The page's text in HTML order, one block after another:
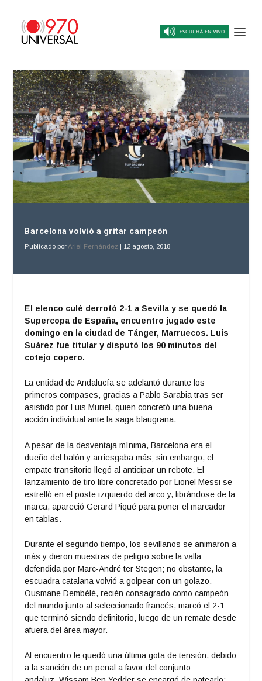
Barcelona volvió a gritar campeón
Publicado porAriel Fernández | 12 agosto, 2018
El elenco culé derrotó 2-1 a Sevilla y se quedó la
Supercopa de España, encuentro jugado este
domingo en la ciudad de Tánger, Marruecos. Luis
Suárez fue titular y disputó los 90 minutos del
cotejo copero.
La entidad de Andalucía se adelantó durante los
primeros compases, gracias a Pablo Sarabia tras ser
asistido por Luis Muriel, quien concretó una buena
acción individual ante la saga blaugrana.
A pesar de la desventaja mínima, Barcelona era el
dueño del balón y arriesgaba más; sin embargo, el
empate transitorio llegó al anticipar un rebote. El
lanzamiento de tiro libre concretado por Lionel Messi se
estrelló en el poste izquierdo del arco y, librándose de la
marca, apareció Gerard Piqué para poner el marcador
en tablas.
Durante el segundo tiempo, los sevillanos se animaron a
más y dieron muestras de peligro sobre la valla
defendida por Marc-André ter Stegen; no obstante, la
escuadra catalana volvió a golpear con un golazo.
Ousmane Dembélé, recién consagrado como campeón
del mundo junto al seleccionado francés, marcó el 2-1
que terminó siendo definitorio, luego de un remate desde
afuera del área mayor.
Al encuentro le quedó una última gota de tensión, debido
a la sanción de un penal a favor del conjunto